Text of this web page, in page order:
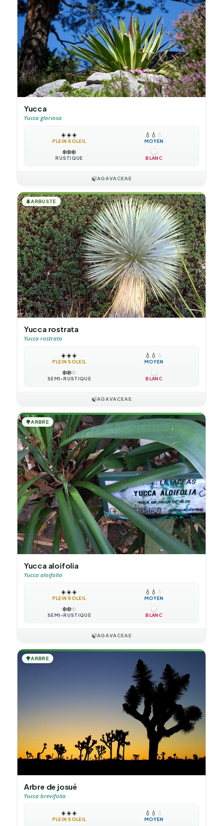
Yucca
Yucca gloriosa
☀️☀️☀️
PLEIN SOLEIL
💧 💧 💧
MOYEN
❄️❄️❄️
RUSTIQUE BLANC
🍃AGAVACEAE
🌲ARBUSTE
Yucca rostrata
Yucca rostrata
☀️☀️☀️
PLEIN SOLEIL
💧 💧 💧
MOYEN
❄️❄️❄️
SEMI-RUSTIQUE BLANC
🍃AGAVACEAE
🌳ARBRE
Yucca aloifolia
Yucca aloifolia
☀️☀️☀️
PLEIN SOLEIL
💧 💧 💧
MOYEN
❄️❄️❄️
SEMI-RUSTIQUE BLANC
🍃AGAVACEAE
🌳ARBRE
Arbre de josué
Yucca brevifolia
☀️☀️☀️
PLEIN SOLEIL
💧 💧 💧
MOYEN